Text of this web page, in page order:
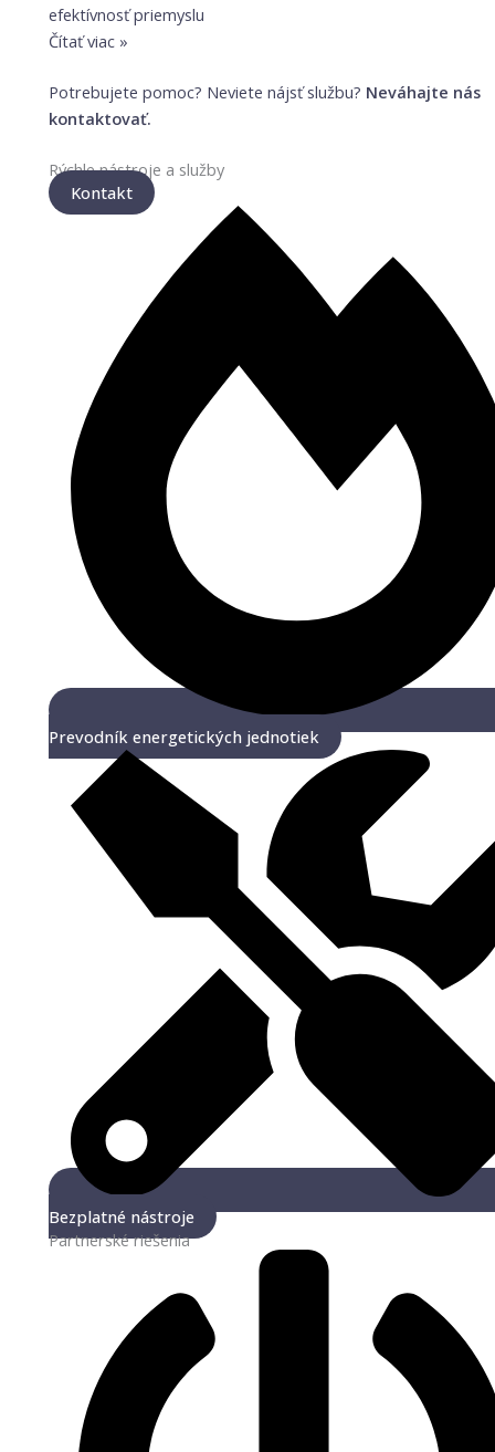
efektívnosť priemyslu
Čítať viac »
Potrebujete pomoc? Neviete nájsť službu? Neváhajte nás
kontaktovať.
Rýchle nástroje a služby
Kontakt
Prevodník energetických jednotiek
Bezplatné nástroje
Partnerské riešenia